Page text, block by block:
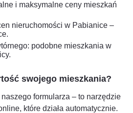
i maksymalne ceny mieszkań
nieruchomości w Pabianice –
podobne mieszkania w
swojego mieszkania?
formularza – to narzędzie
które działa automatycznie.